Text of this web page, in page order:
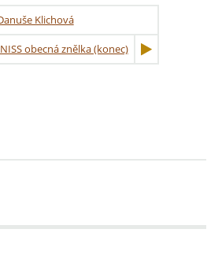
Klichová
obecná znělka (konec)